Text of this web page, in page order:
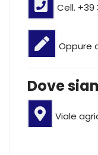
Cell. +39
Oppure
Dove
Viale